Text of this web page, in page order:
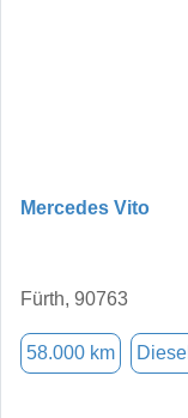
Mercedes Vito
Fürth, 90763
58.000 km Diesel